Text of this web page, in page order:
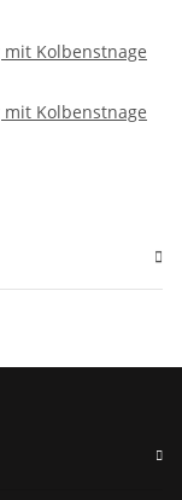
Kolbenstnage
Kolbenstnage